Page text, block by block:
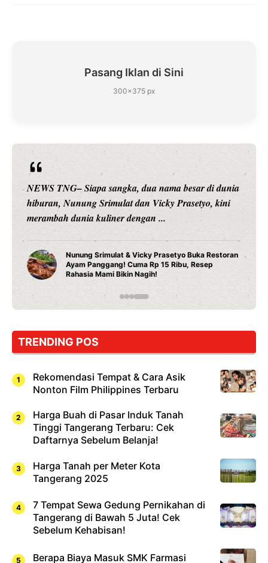
Pasang Iklan di Sini
300×375 px
NEWS TNG– Siapa sangka, dua nama besar di dunia
hiburan, Nunung Srimulat dan Vicky Prasetyo, kini
merambah dunia kuliner dengan ...
Nunung Srimulat & Vicky Prasetyo Buka Restoran
Ayam Panggang! Cuma Rp 15 Ribu, Resep
Rahasia Mami Bikin Nagih!
TRENDING POS
Rekomendasi Tempat & Cara Asik
Nonton Film Philippines Terbaru
Harga Buah di Pasar Induk Tanah
Tinggi Tangerang Terbaru: Cek
Daftarnya Sebelum Belanja!
Harga Tanah per Meter Kota
Tangerang 2025
7 Tempat Sewa Gedung Pernikahan di
Tangerang di Bawah 5 Juta! Cek
Sebelum Kehabisan!
Berapa Biaya Masuk SMK Farmasi